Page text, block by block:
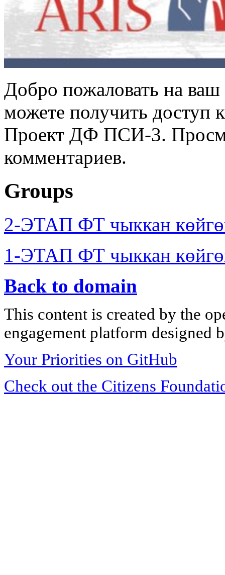
Добро пожаловать на
можете получить доступ
Проект ДФ ПСИ-3.
комментариев.
Groups
2-ЭТАП ФТ чыккан
1-ЭТАП ФТ чыккан
Back to domain
This content is created by the
engagement platform designed
Your Priorities on GitHub
Check out the Citizens